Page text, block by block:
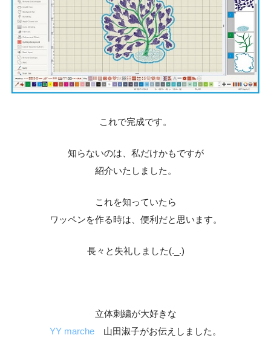
これで完成です。
知らないのは、私だけかもですが
紹介いたしました。
これを知っていたら
ワッペンを作る時は、便利だと思います。
長々と失礼しました(._.)
立体刺繍が大好きな
YY marche 山田淑子がお伝えしました。